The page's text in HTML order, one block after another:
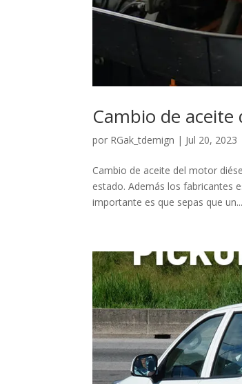
Cambio de
por RGak_tdemign | Jul 20, 2023
Cambio de aceite del motor
estado. Además los fabricantes
importante es que sepas que un...